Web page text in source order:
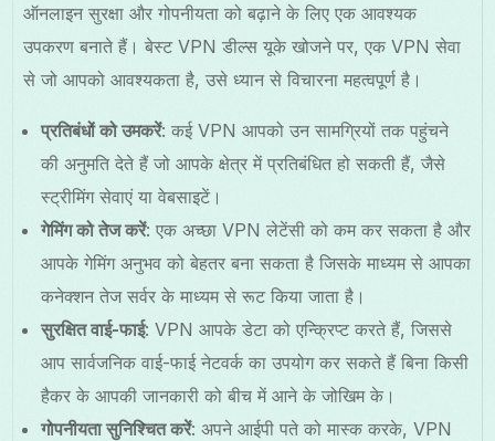
ऑनलाइन सुरक्षा और गोपनीयता को बढ़ाने के लिए एक आवश्यक
उपकरण बनाते हैं। बेस्ट VPN डील्स यूके खोजने पर, एक VPN सेवा
से जो आपको आवश्यकता है, उसे ध्यान से विचारना महत्वपूर्ण है।
प्रतिबंधों को उमकरें: कई VPN आपको उन सामग्रियों तक पहुंचने
की अनुमति देते हैं जो आपके क्षेत्र में प्रतिबंधित हो सकती हैं, जैसे
स्ट्रीमिंग सेवाएं या वेबसाइटें।
गेमिंग को तेज करें: एक अच्छा VPN लेटेंसी को कम कर सकता है और
आपके गेमिंग अनुभव को बेहतर बना सकता है जिसके माध्यम से आपका
कनेक्शन तेज सर्वर के माध्यम से रूट किया जाता है।
सुरक्षित वाई-फाई: VPN आपके डेटा को एन्क्रिप्ट करते हैं, जिससे
आप सार्वजनिक वाई-फाई नेटवर्क का उपयोग कर सकते हैं बिना किसी
हैकर के आपकी जानकारी को बीच में आने के जोखिम के।
गोपनीयता सुनिश्चित करें: अपने आईपी पते को मास्क करके, VPN